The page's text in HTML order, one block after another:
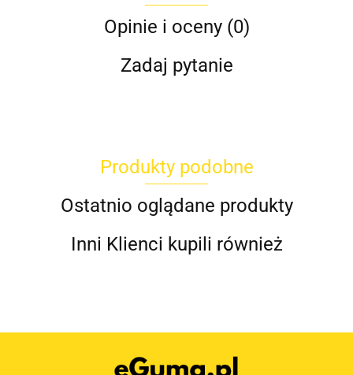
Opinie i oceny (0)
Zadaj pytanie
Produkty podobne
Ostatnio oglądane produkty
Inni Klienci kupili również